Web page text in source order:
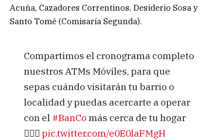
Acuña, Cazadores Correntinos, Desiderio Sosa y
Santo Tomé (Comisaría Segunda).
Compartimos el cronograma completo
nuestros ATMs Móviles, para que
sepas cuándo visitarán tu barrio o
localidad y puedas acercarte a operar
con el #BanCo más cerca de tu hogar
👇🏻🚚 pic.twitter.com/e0E0laFMgH